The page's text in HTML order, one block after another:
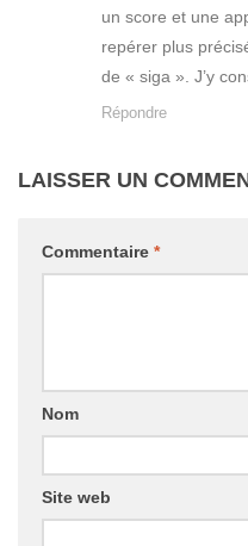
un score et une
repérer plus
de « siga ». J’y
Répondre
LAISSER UN
Commentaire *
Nom
Site web